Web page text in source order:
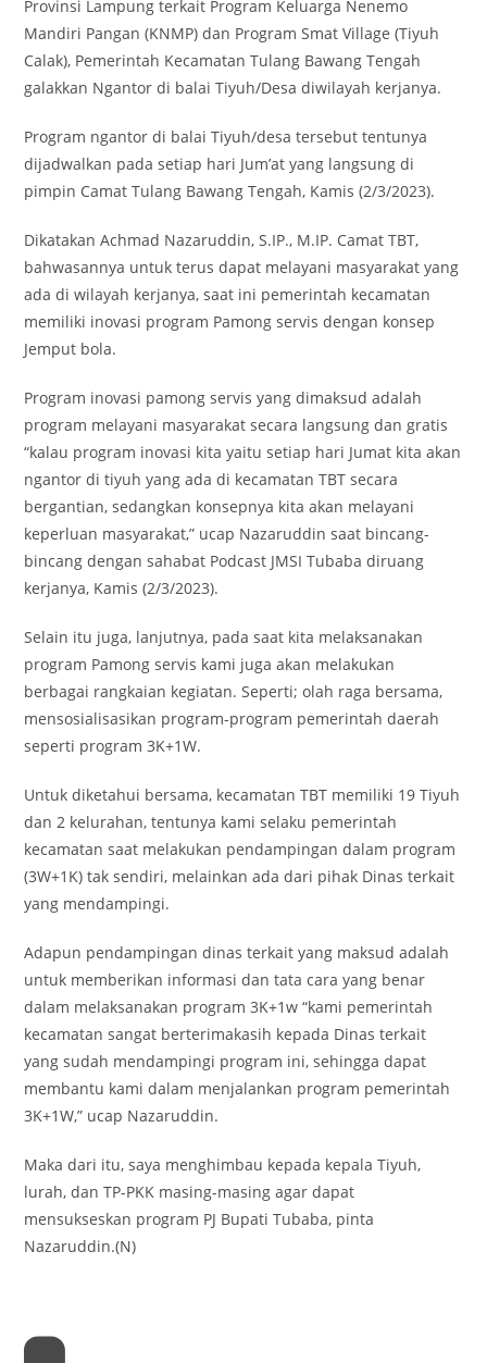
Provinsi Lampung terkait Program Keluarga Nenemo
Mandiri Pangan (KNMP) dan Program Smat Village (Tiyuh
Calak), Pemerintah Kecamatan Tulang Bawang Tengah
galakkan Ngantor di balai Tiyuh/Desa diwilayah kerjanya.
Program ngantor di balai Tiyuh/desa tersebut tentunya
dijadwalkan pada setiap hari Jum’at yang langsung di
pimpin Camat Tulang Bawang Tengah, Kamis (2/3/2023).
Dikatakan Achmad Nazaruddin, S.IP., M.IP. Camat TBT,
bahwasannya untuk terus dapat melayani masyarakat yang
ada di wilayah kerjanya, saat ini pemerintah kecamatan
memiliki inovasi program Pamong servis dengan konsep
Jemput bola.
Program inovasi pamong servis yang dimaksud adalah
program melayani masyarakat secara langsung dan gratis
“kalau program inovasi kita yaitu setiap hari Jumat kita akan
ngantor di tiyuh yang ada di kecamatan TBT secara
bergantian, sedangkan konsepnya kita akan melayani
keperluan masyarakat,” ucap Nazaruddin saat bincang-
bincang dengan sahabat Podcast JMSI Tubaba diruang
kerjanya, Kamis (2/3/2023).
Selain itu juga, lanjutnya, pada saat kita melaksanakan
program Pamong servis kami juga akan melakukan
berbagai rangkaian kegiatan. Seperti; olah raga bersama,
mensosialisasikan program-program pemerintah daerah
seperti program 3K+1W.
Untuk diketahui bersama, kecamatan TBT memiliki 19 Tiyuh
dan 2 kelurahan, tentunya kami selaku pemerintah
kecamatan saat melakukan pendampingan dalam program
(3W+1K) tak sendiri, melainkan ada dari pihak Dinas terkait
yang mendampingi.
Adapun pendampingan dinas terkait yang maksud adalah
untuk memberikan informasi dan tata cara yang benar
dalam melaksanakan program 3K+1w “kami pemerintah
kecamatan sangat berterimakasih kepada Dinas terkait
yang sudah mendampingi program ini, sehingga dapat
membantu kami dalam menjalankan program pemerintah
3K+1W,” ucap Nazaruddin.
Maka dari itu, saya menghimbau kepada kepala Tiyuh,
lurah, dan TP-PKK masing-masing agar dapat
mensukseskan program PJ Bupati Tubaba, pinta
Nazaruddin.(N)